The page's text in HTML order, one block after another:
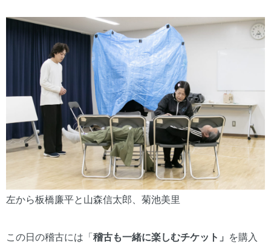
左から板橋廉平と山森信太郎、菊池美里
この日の稽古には「稽古も一緒に楽しむチケット」 を購入